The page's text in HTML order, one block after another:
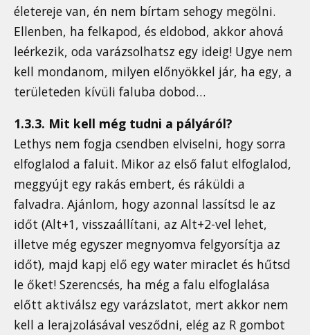
életereje van, én nem bírtam sehogy megölni.
Ellenben, ha felkapod, és eldobod, akkor ahová
leérkezik, oda varázsolhatsz egy ideig! Ugye nem
kell mondanom, milyen előnyökkel jár, ha egy, a
területeden kívüli faluba dobod…
1.3.3. Mit kell még tudni a pályáról?
Lethys nem fogja csendben elviselni, hogy sorra
elfoglalod a faluit. Mikor az első falut elfoglalod,
meggyújt egy rakás embert, és ráküldi a
falvadra. Ajánlom, hogy azonnal lassítsd le az
időt (Alt+1, visszaállítani, az Alt+2-vel lehet,
illetve még egyszer megnyomva felgyorsítja az
időt), majd kapj elő egy water miraclet és hűtsd
le őket! Szerencsés, ha még a falu elfoglalása
előtt aktiválsz egy varázslatot, mert akkor nem
kell a lerajzolásával vesződni, elég az R gombot